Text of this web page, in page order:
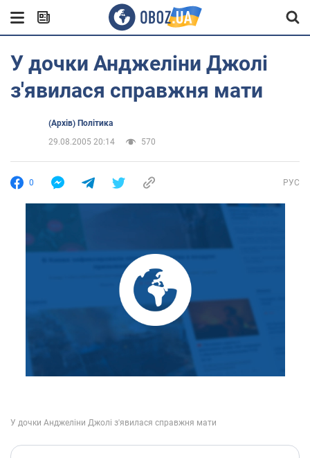
У дочки Анджеліни Джолі
з'явилася справжня мати
(Архів) Політика
29.08.2005 20:14
570
0 РУС